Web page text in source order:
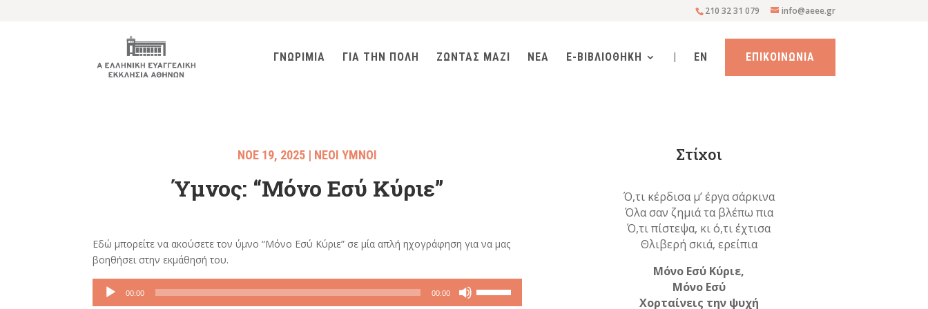
210 32 31 079 info@aeee.gr
ΓΝΩΡΙΜΙΑ ΓΙΑ ΤΗΝ ΠΟΛΗ ΖΩΝΤΑΣ ΜΑΖΙ ΝΕΑ E-ΒΙΒΛΙΟΘΗΚΗ | EN ΕΠΙΚΟΙΝΩΝΙΑ
Ύμνος: “Μόνο Εσύ Κύριε”
ΝΟΕ 19, 2025 | ΝΕΟΙ ΥΜΝΟΙ
Εδώ μπορείτε να ακούσετε τον ύμνο “Μόνο Εσύ Κύριε” σε μία απλή ηχογράφηση για να μας
βοηθήσει στην εκμάθησή του.
Πρόγραμμα
00:00 00:00
Στίχοι
Ό,τι κέρδισα μ’ έργα σάρκινα
Όλα σαν ζημιά τα βλέπω πια
Ό,τι πίστεψα, κι ό,τι έχτισα
Θλιβερή σκιά, ερείπια
Μόνο Εσύ Κύριε,
Μόνο Εσύ
Χορταίνεις την ψυχή